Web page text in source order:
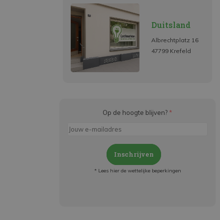
Duitsland
Albrechtplatz 16
47799 Krefeld
Op de hoogte blijven? *
Inschrijven
* Lees hier de wettelijke beperkingen